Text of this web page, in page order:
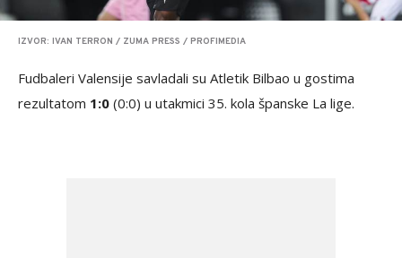
IZVOR: IVAN TERRON / ZUMA PRESS / PROFIMEDIA
Fudbaleri Valensije savladali su Atletik Bilbao u gostima
rezultatom 1:0 (0:0) u utakmici 35. kola španske La lige.